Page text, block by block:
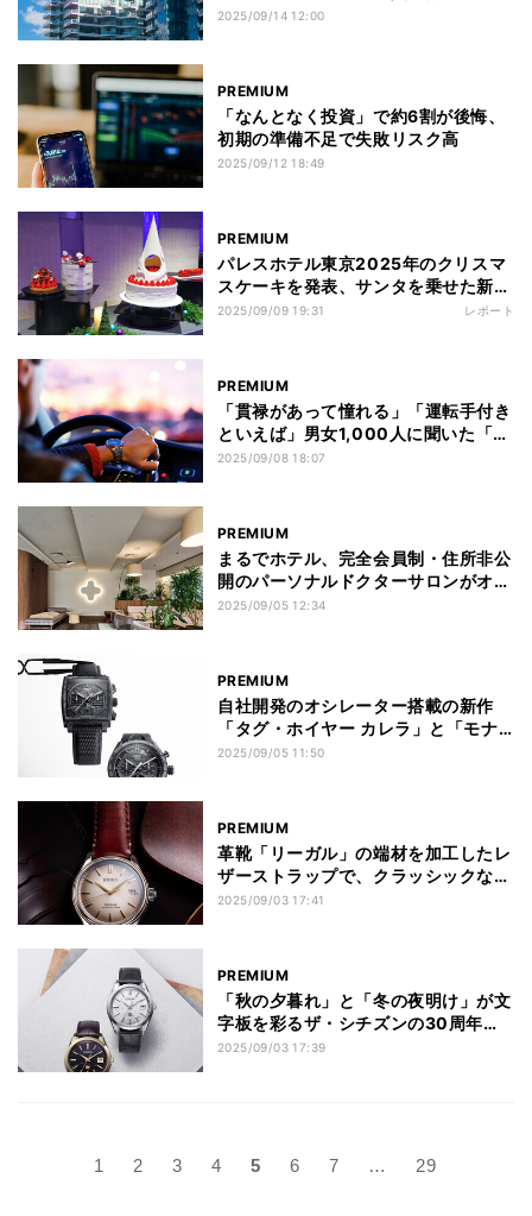
倍に
2025/09/14 12:00
PREMIUM
「なんとなく投資」で約6割が後悔、
初期の準備不足で失敗リスク高
2025/09/12 18:49
PREMIUM
パレスホテル東京2025年のクリスマ
スケーキを発表、サンタを乗せた新作
に“高さ50cm超え”の定番も
2025/09/09 19:31 レポート
PREMIUM
「貫禄があって憧れる」「運転手付き
といえば」男女1,000人に聞いた「役
員運転手を雇えるなら乗ってみたい
2025/09/08 18:07
PREMIUM
まるでホテル、完全会員制・住所非公
開のパーソナルドクターサロンがオー
プン
2025/09/05 12:34
PREMIUM
自社開発のオシレーター搭載の新作
「タグ・ホイヤー カレラ」と「モナ
コ」、機械式の精度を次なるレベルに
2025/09/05 11:50
PREMIUM
革靴「リーガル」の端材を加工したレ
ザーストラップで、クラッシックな風
合いの「セイコー プレザージュ」
2025/09/03 17:41
PREMIUM
「秋の夕暮れ」と「冬の夜明け」が文
字板を彩るザ・シチズンの30周年モ
デル、世界限定400本
2025/09/03 17:39
1 2 3 4 5 6 7 … 29